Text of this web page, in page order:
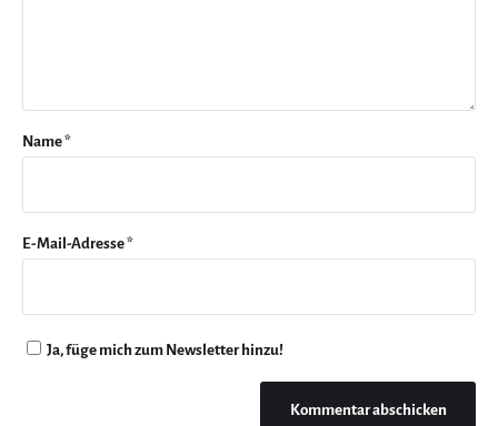
Name*
E-Mail-Adresse*
Ja, füge mich zum Newsletter hinzu!